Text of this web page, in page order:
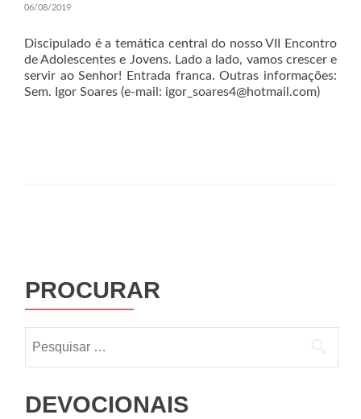
06/08/2019
Discipulado é a temática central do nosso VII Encontro
de Adolescentes e Jovens. Lado a lado, vamos crescer e
servir ao Senhor! Entrada franca. Outras informações:
Sem. Igor Soares (e-mail: igor_soares4@hotmail.com)
PROCURAR
DEVOCIONAIS